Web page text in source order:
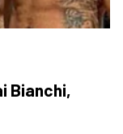
Bianchi,